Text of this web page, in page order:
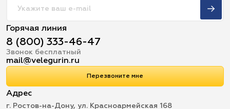
Горячая линия
8 (800) 333-46-47
Звонок бесплатный
mail@velegurin.ru
Перезвоните мне
Адрес
г. Ростов-на-Дону, ул. Красноармейская 168